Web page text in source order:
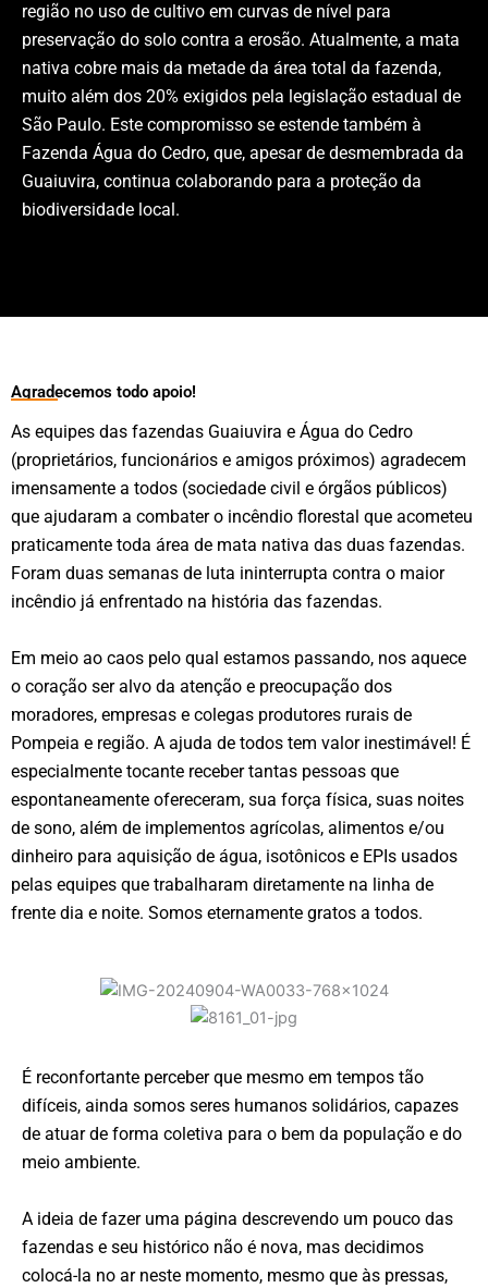
região no uso de cultivo em curvas de nível para
preservação do solo contra a erosão. Atualmente, a mata
nativa cobre mais da metade da área total da fazenda,
muito além dos 20% exigidos pela legislação estadual de
São Paulo. Este compromisso se estende também à
Fazenda Água do Cedro, que, apesar de desmembrada da
Guaiuvira, continua colaborando para a proteção da
biodiversidade local.
Agradecemos todo apoio!
As equipes das fazendas Guaiuvira e Água do Cedro
(proprietários, funcionários e amigos próximos) agradecem
imensamente a todos (sociedade civil e órgãos públicos)
que ajudaram a combater o incêndio florestal que acometeu
praticamente toda área de mata nativa das duas fazendas.
Foram duas semanas de luta ininterrupta contra o maior
incêndio já enfrentado na história das fazendas.
Em meio ao caos pelo qual estamos passando, nos aquece
o coração ser alvo da atenção e preocupação dos
moradores, empresas e colegas produtores rurais de
Pompeia e região. A ajuda de todos tem valor inestimável! É
especialmente tocante receber tantas pessoas que
espontaneamente ofereceram, sua força física, suas noites
de sono, além de implementos agrícolas, alimentos e/ou
dinheiro para aquisição de água, isotônicos e EPIs usados
pelas equipes que trabalharam diretamente na linha de
frente dia e noite. Somos eternamente gratos a todos.
É reconfortante perceber que mesmo em tempos tão
difíceis, ainda somos seres humanos solidários, capazes
de atuar de forma coletiva para o bem da população e do
meio ambiente.
A ideia de fazer uma página descrevendo um pouco das
fazendas e seu histórico não é nova, mas decidimos
colocá-la no ar neste momento, mesmo que às pressas,